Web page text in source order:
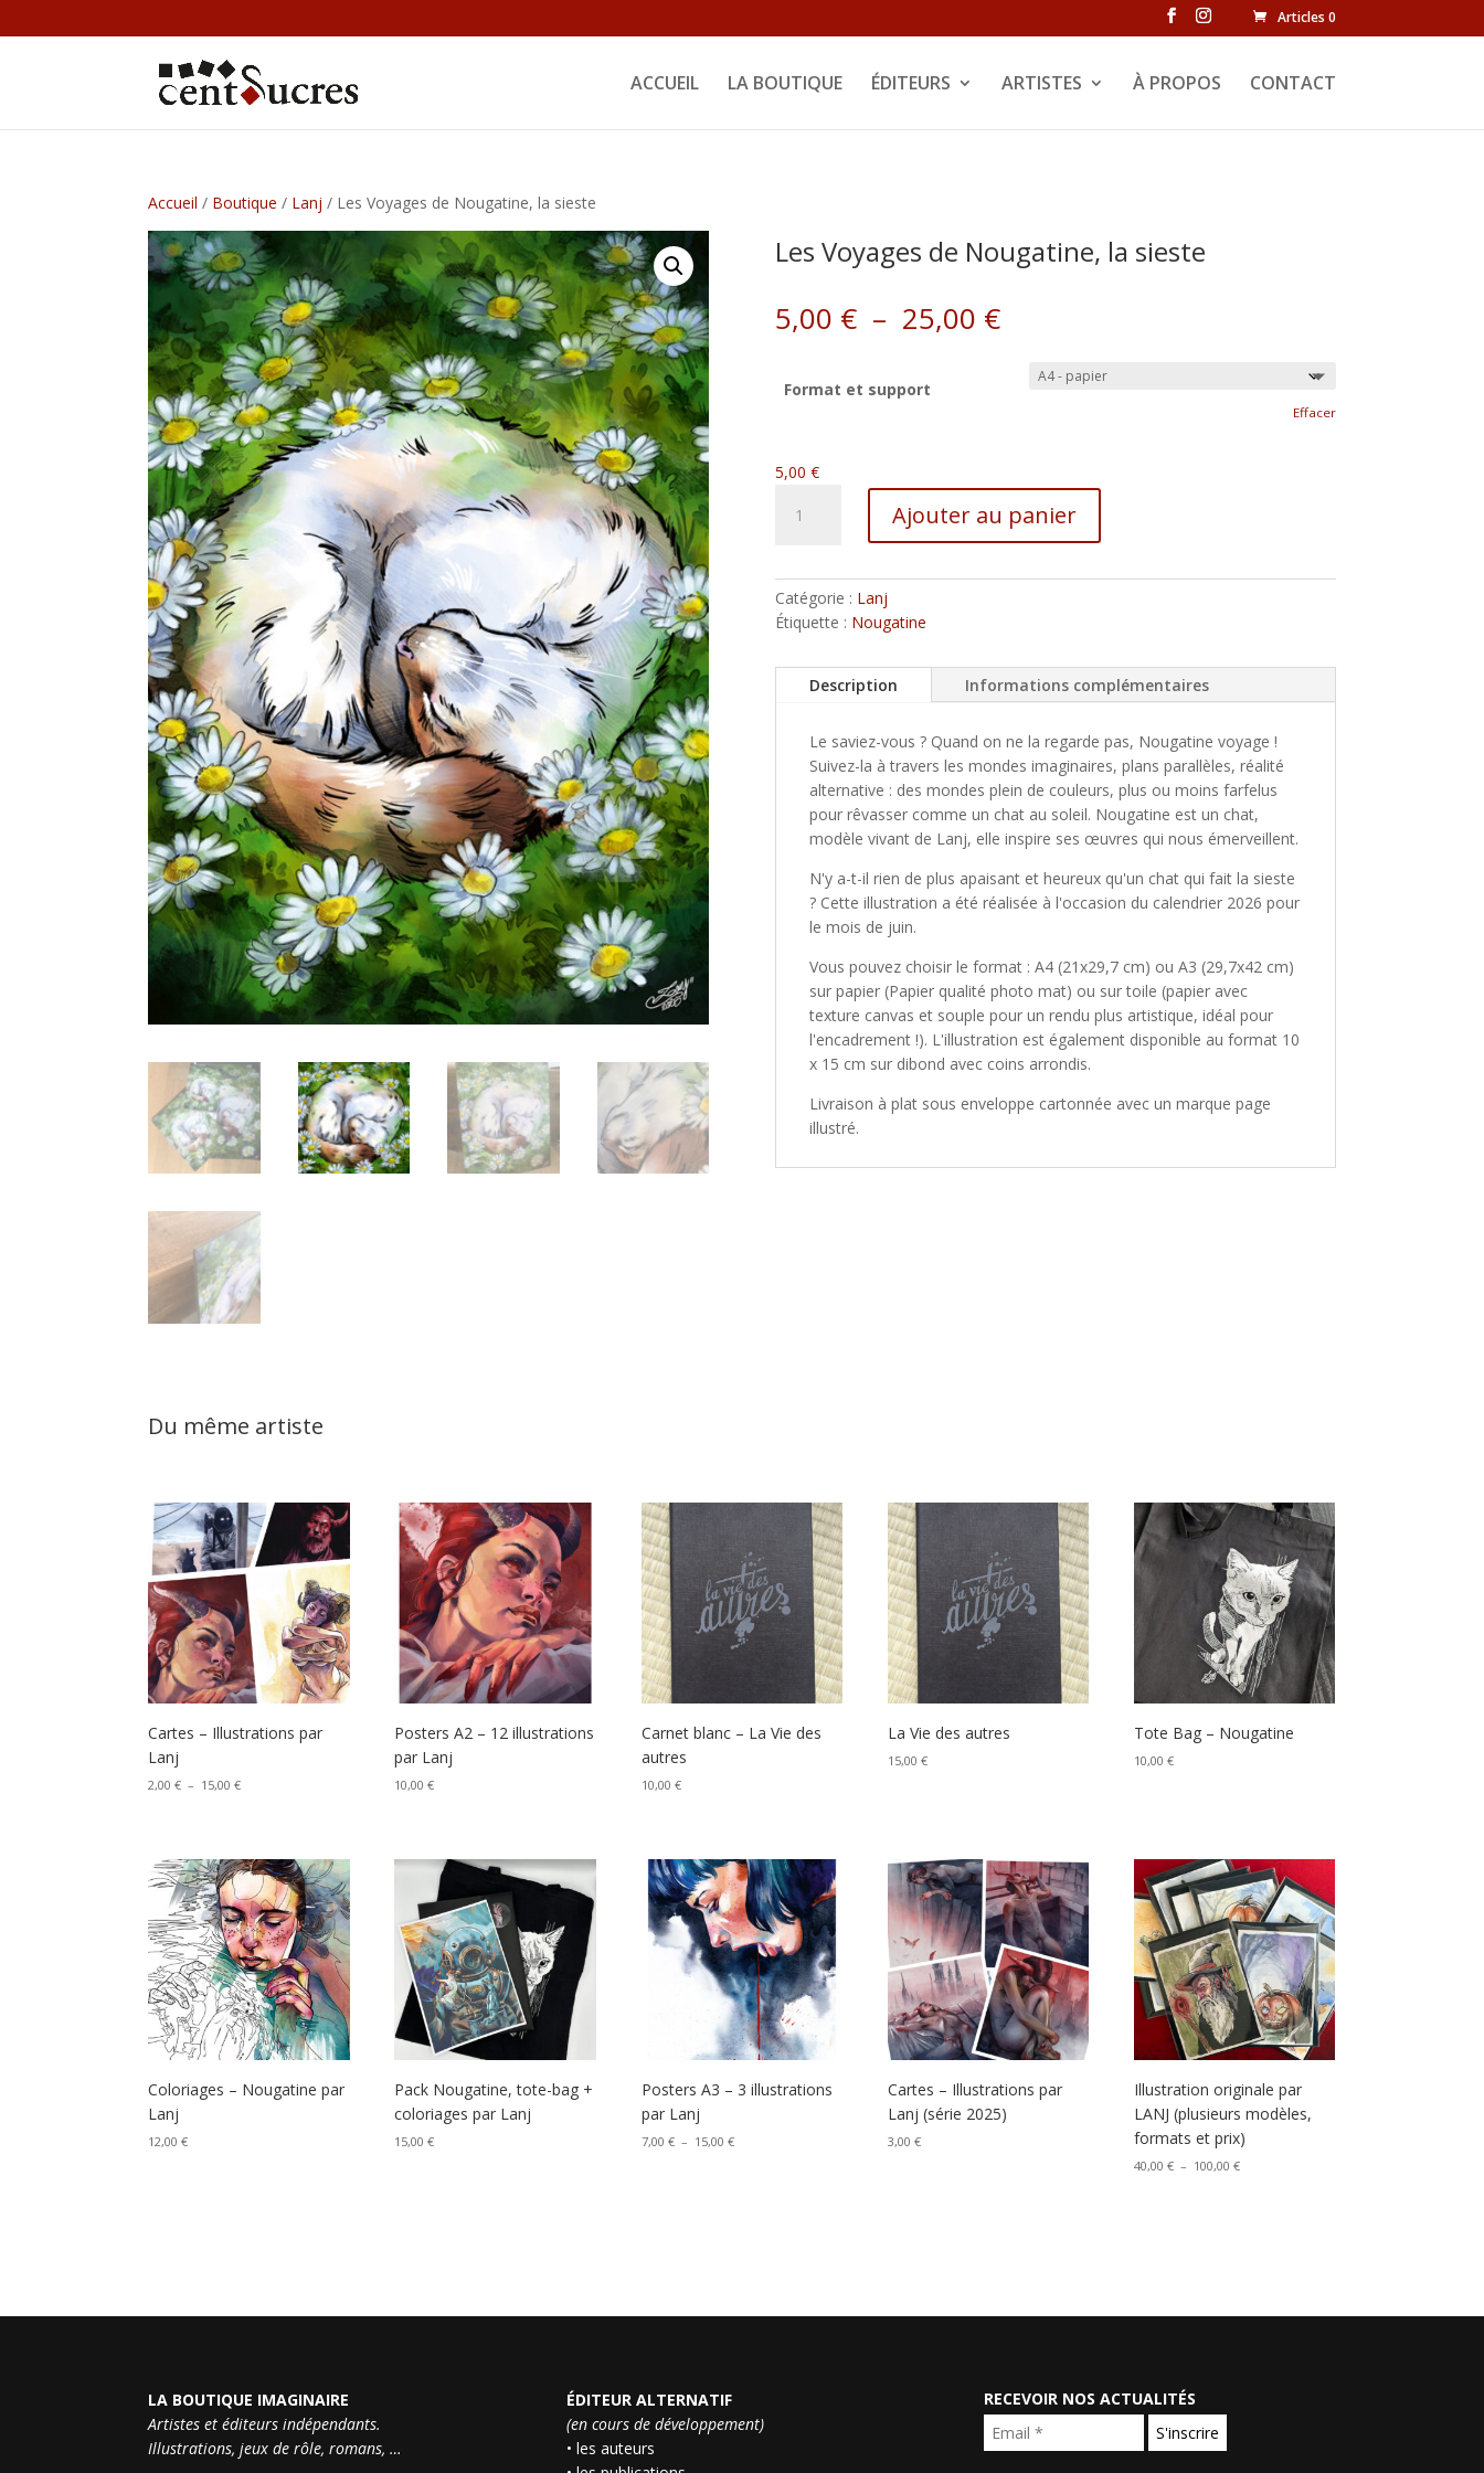
Articles 0
ACCUEIL LA BOUTIQUE ÉDITEURS ARTISTES À PROPOS CONTACT
Accueil / Boutique / Lanj / Les Voyages de Nougatine, la sieste
Les Voyages de Nougatine, la sieste
5,00 € – 25,00 €Plage
de
prix :
5,00 €
Format et support
Effacer
5,00 €
de
Nougatine,
sieste
Ajouter au panier
l
t
e
Catégorie : Lanj
Étiquette : Nougatine
Description Informations complémentaires
Le saviez-vous ? Quand on ne la regarde pas, Nougatine voyage !
Suivez-la à travers les mondes imaginaires, plans parallèles, réalité
alternative : des mondes plein de couleurs, plus ou moins farfelus
pour rêvasser comme un chat au soleil. Nougatine est un chat,
modèle vivant de Lanj, elle inspire ses œuvres qui nous émerveillent.
N'y a-t-il rien de plus apaisant et heureux qu'un chat qui fait la sieste
? Cette illustration a été réalisée à l'occasion du calendrier 2026 pour
le mois de juin.
Vous pouvez choisir le format : A4 (21x29,7 cm) ou A3 (29,7x42 cm)
sur papier (Papier qualité photo mat) ou sur toile (papier avec
texture canvas et souple pour un rendu plus artistique, idéal pour
l'encadrement !). L'illustration est également disponible au format 10
x 15 cm sur dibond avec coins arrondis.
Livraison à plat sous enveloppe cartonnée avec un marque page
illustré.
Du même artiste
Cartes – Illustrations par
Lanj
2,00€ – 15,00€Plage
15,00 €
Posters A2 – 12 illustrations
par Lanj
10,00€
Carnet blanc – La Vie des
autres
10,00 €
La Vie des autres
15,00 €
Tote Bag – Nougatine
10,00 €
Coloriages – Nougatine par
Lanj
12,00€
Pack Nougatine, tote-bag +
coloriages par Lanj
15,00€
Posters A3 – 3 illustrations
par Lanj
7,00 € – 15,00 €Plage
Cartes – Illustrations par
Lanj (série 2025)
3,00 €
Illustration originale par
LANJ (plusieurs modèles,
formats et prix)
40,00 € – 100,00 €Plage
LA BOUTIQUE IMAGINAIRE
Artistes et éditeurs indépendants.
Illustrations, jeux de rôle, romans, …
ÉDITEUR ALTERNATIF
(en cours de développement)
• les auteurs
RECEVOIR NOS ACTUALITÉS